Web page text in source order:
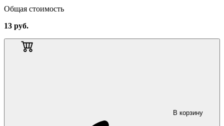
Общая стоимость
13 руб.
В корзину